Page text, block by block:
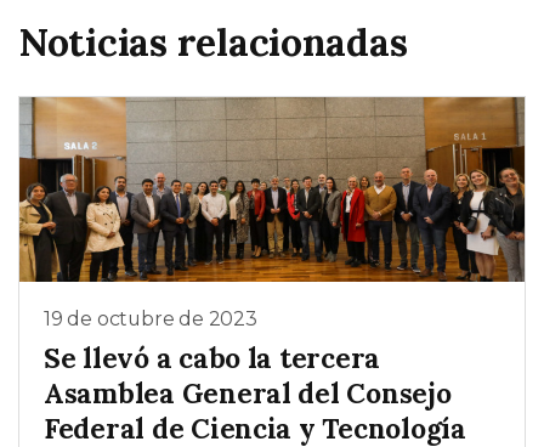
Noticias relacionadas
19 de octubre de 2023
Se llevó a cabo la tercera
Asamblea General del Consejo
Federal de Ciencia y Tecnología